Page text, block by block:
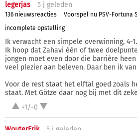
legerjas 5 j geleden
136 nieuwsreacties
Voorspel nu PSV-Fortuna
incomplete opstelling
Ik verwacht een simpele overwinning, 4-1.
Ik hoop dat Zahavi één of twee
jongen moet even door die barrière
veel plezier aan beleven. Daar ben ik
Voor de rest staat het elftal goed zoals
staat. Met Götze daar nog bij met dit
+1/-0